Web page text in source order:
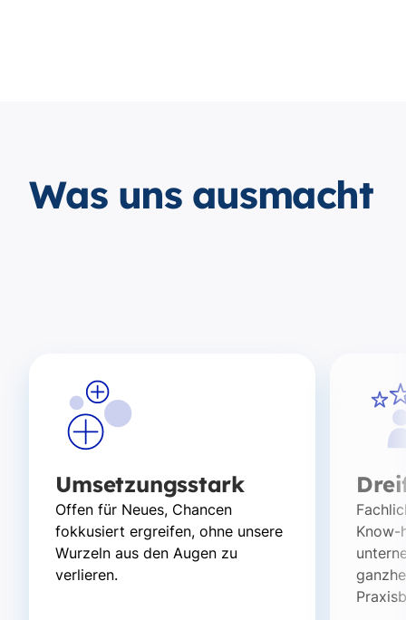
Was uns ausmacht
Umsetzungsstark
Offen für Neues, Chancen
fokkusiert ergreifen, ohne unsere
Wurzeln aus den Augen zu
verlieren.
Know-